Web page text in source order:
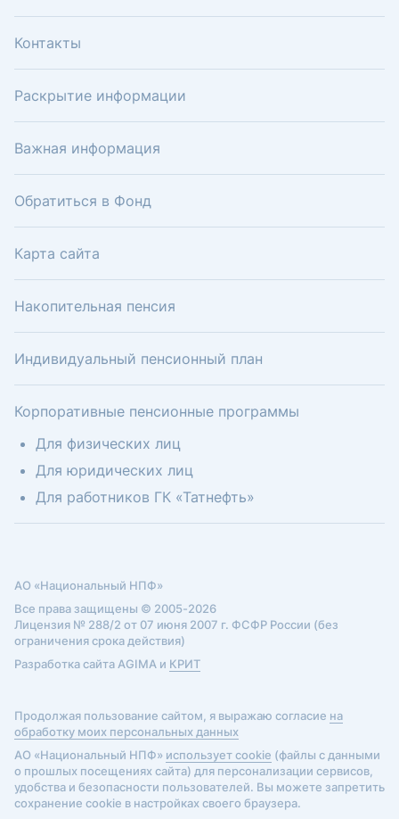
Контакты
Раскрытие информации
Важная информация
Обратиться в Фонд
Карта сайта
Накопительная пенсия
Индивидуальный пенсионный план
Корпоративные пенсионные программы
Для физических лиц
Для юридических лиц
Для работников ГК «Татнефть»
АО «Национальный НПФ»
Все права защищены © 2005-2026
Лицензия № 288/2 от 07 июня 2007 г. ФСФР России (без
ограничения срока действия)
Разработка сайта AGIMA и КРИТ
Продолжая пользование сайтом, я выражаю согласие на
обработку моих персональных данных
АО «Национальный НПФ» использует cookie (файлы с данными
о прошлых посещениях сайта) для персонализации сервисов,
удобства и безопасности пользователей. Вы можете запретить
сохранение cookie в настройках своего браузера.